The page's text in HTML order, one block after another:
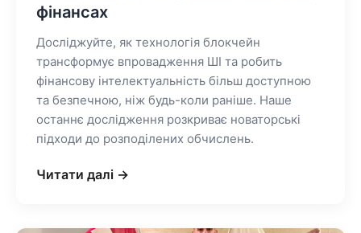
фінансах
Досліджуйте, як технологія блокчейн
трансформує впровадження ШІ та робить
фінансову інтелектуальність більш доступною
та безпечною, ніж будь-коли раніше. Наше
останнє дослідження розкриває новаторські
підходи до розподілених обчислень.
Читати далі →